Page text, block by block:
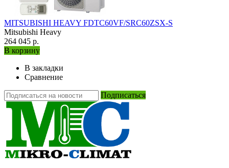
MITSUBISHI HEAVY FDTC60VF/SRC60ZSX-S
Mitsubishi Heavy
264 045 р.
В корзину
В закладки
Сравнение
Подписаться